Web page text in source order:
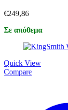
€249,86
Σε απόθεμα
Quick View
Compare